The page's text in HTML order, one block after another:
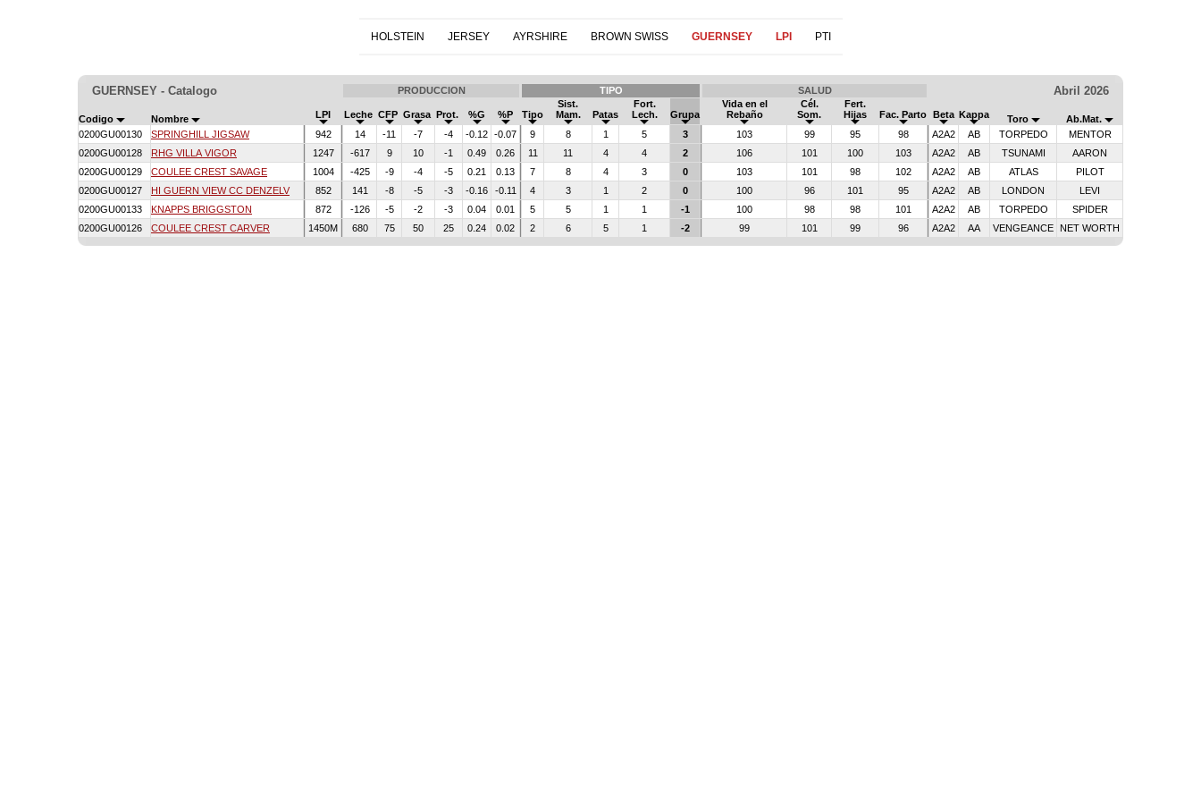
HOLSTEIN JERSEY AYRSHIRE BROWN SWISS GUERNSEY LPI PTI
GUERNSEY - Catalogo PRODUCCION TIPO SALUD Abril 2026
Codigo Nombre LPI Leche CFP Grasa Prot. %G %P Tipo
Sist.
Mam.
Patas
Fort.
Lech.
Grupa
Vida en el
Rebaño
Cél.
Som.
Fert.
Hijas
Fac. Parto Beta Kappa Toro
Ab.Mat.
0200GU00130 SPRINGHILL JIGSAW 942 14 -11 -7 -4 -0.12 -0.07 9 8 1 5 3 103 99 95 98 A2A2 AB TORPEDO
MENTOR
0200GU00128
RHG VILLA VIGOR 1247 -617 9 10 -1 0.49 0.26 11 11 4 4 2 106 101 100 103 A2A2 AB TSUNAMI
AARON
0200GU00129 COULEE CREST SAVAGE 1004 -425 -9 -4 -5 0.21 0.13 7 8 4 3 0 103 101 98 102 A2A2 AB ATLAS
PILOT
0200GU00127
HI GUERN VIEW CC DENZELV 852 141 -8 -5 -3 -0.16 -0.11 4 3 1 2 0 100 96 101 95 A2A2 AB LONDON
LEVI
0200GU00133
KNAPPS BRIGGSTON 872 -126 -5 -2 -3 0.04 0.01 5 5 1 1 -1 100 98 98 101 A2A2 AB TORPEDO
SPIDER
0200GU00126 COULEE CREST CARVER 1450M 680 75 50 25 0.24 0.02 2 6 5 1 -2 99 101 99 96 A2A2 AA VENGEANCE NET WORTH